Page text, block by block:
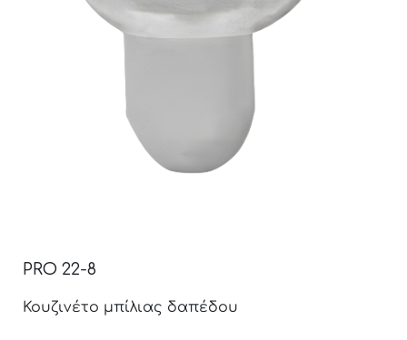
PRO 22-8
Κουζινέτο μπίλιας δαπέδου